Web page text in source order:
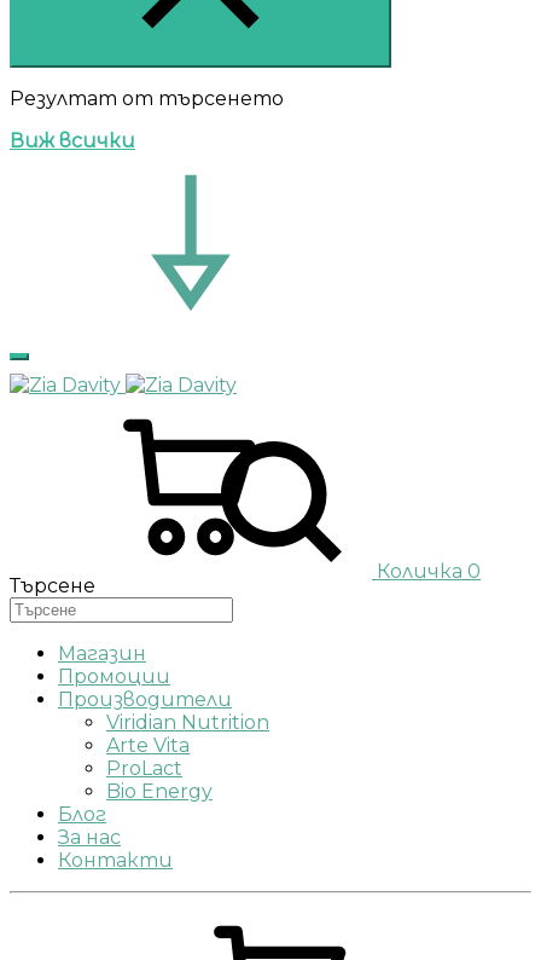
Резултат от търсенето
Виж всички
Количка 0
Търсене
Магазин
Промоции
Производители
Viridian Nutrition
Arte Vita
ProLact
Bio Energy
Блог
За нас
Контакти